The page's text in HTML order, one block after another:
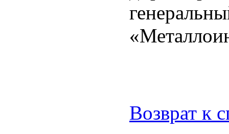
Возврат к